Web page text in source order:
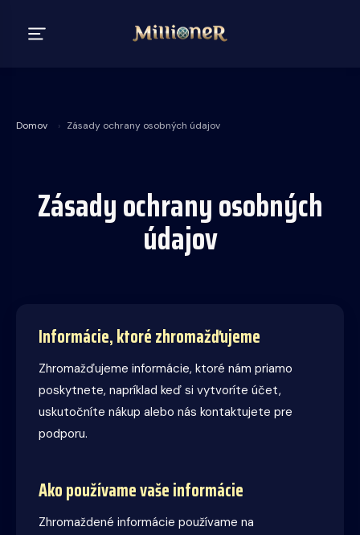
Domov › Zásady ochrany osobných údajov
Zásady ochrany osobných
údajov
Informácie, ktoré zhromažďujeme
Zhromažďujeme informácie, ktoré nám priamo
poskytnete, napríklad keď si vytvoríte účet,
uskutočníte nákup alebo nás kontaktujete pre
podporu.
Ako používame vaše informácie
Zhromaždené informácie používame na